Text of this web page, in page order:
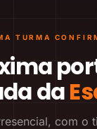
TURMA
da
com o